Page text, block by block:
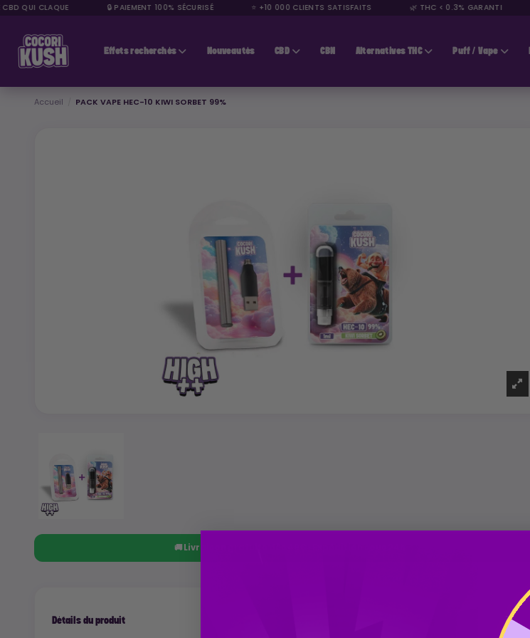
QUI CLAQUE 🔒 PAIEMENT 100% SÉCURISÉ ⭐ +10 000 CLIENTS SATISFAITS 🌿 THC < 0.3% GARANTI
Effets recherchés Nouveautés CBD CBN Alternatives THC Puff / Vape
Accueil PACK VAPE HEC-10 KIWI SORBET 99%
🚚 Livraison gratuite dès 49€ · Expédition sous 24h
Détails du produit